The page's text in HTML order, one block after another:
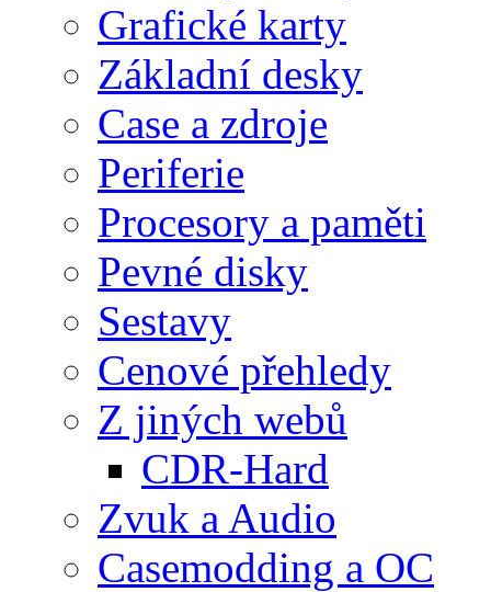
Grafické karty
Základní desky
Case a zdroje
Periferie
Procesory a paměti
Pevné disky
Sestavy
Cenové přehledy
Z jiných webů
CDR-Hard
Zvuk a Audio
Casemodding a OC